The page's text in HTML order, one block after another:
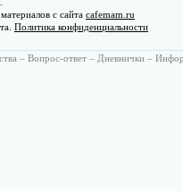
с сайта cafemam.ru
Политика конфиденциальности
– Вопрос-ответ – Дневнички –